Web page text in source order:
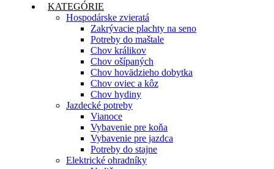
KATEGÓRIE
Hospodárske zvieratá
Zakrývacie plachty na seno
Potreby do maštale
Chov králikov
Chov ošípaných
Chov hovädzieho dobytka
Chov oviec a kôz
Chov hydiny
Jazdecké potreby
Vianoce
Vybavenie pre koňa
Vybavenie pre jazdca
Potreby do stajne
Elektrické ohradníky